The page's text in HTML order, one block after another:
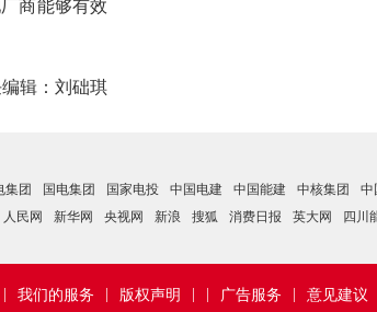
商能够有效
：刘础琪
集团 国电集团 国家电投 中国电建 中国能建 中核集团
中
人民网 新华网 央视网 新浪 搜狐 消费日报 英大网 四川
意见建议
广告服务
版权声明
我们的服务